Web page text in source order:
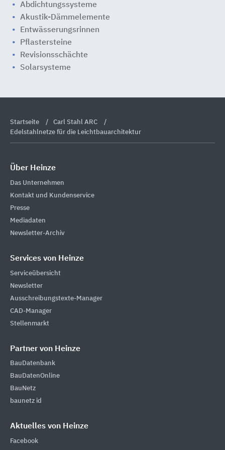
Abdichtungssysteme
Akustik-Dämmelemente
Entwässerungsrinnen
Pflastersteine
Revisionsschächte
Solarsysteme
Startseite
Carl Stahl ARC
Edelstahlnetze für die Leichtbauarchitektur
Über Heinze
Das Unternehmen
Kontakt und Kundenservice
Presse
Mediadaten
Newsletter-Archiv
Services von Heinze
Serviceübersicht
Newsletter
Ausschreibungstexte-Manager
CAD-Manager
Stellenmarkt
Partner von Heinze
BauDatenbank
BauDatenOnline
BauNetz
baunetz id
Aktuelles von Heinze
Facebook